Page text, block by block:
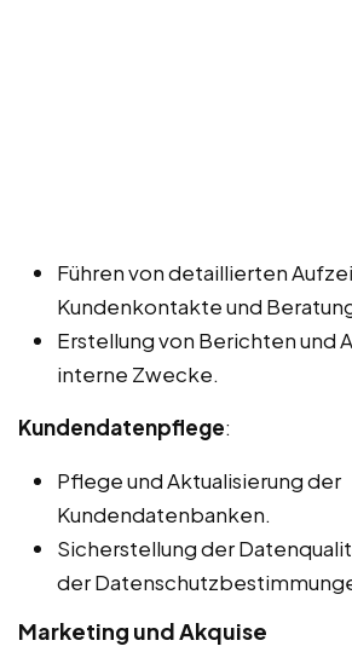
Führen von detaillierten
Kundenkontakte und
Erstellung von Berichten und
interne Zwecke.
Kundendatenpflege:
Pflege und Aktualisierung der
Kundendatenbanken.
Sicherstellung der
der
Marketing und Akquise